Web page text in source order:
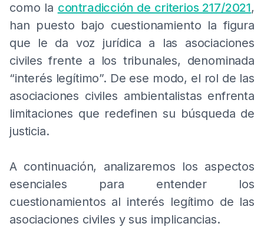
como la contradicción de criterios 217/2021,
han puesto bajo cuestionamiento la figura
que le da voz jurídica a las asociaciones
civiles frente a los tribunales, denominada
“interés legítimo”. De ese modo, el rol de las
asociaciones civiles ambientalistas enfrenta
limitaciones que redefinen su búsqueda de
justicia.
A continuación, analizaremos los aspectos
esenciales para entender los
cuestionamientos al interés legítimo de las
asociaciones civiles y sus implicancias.